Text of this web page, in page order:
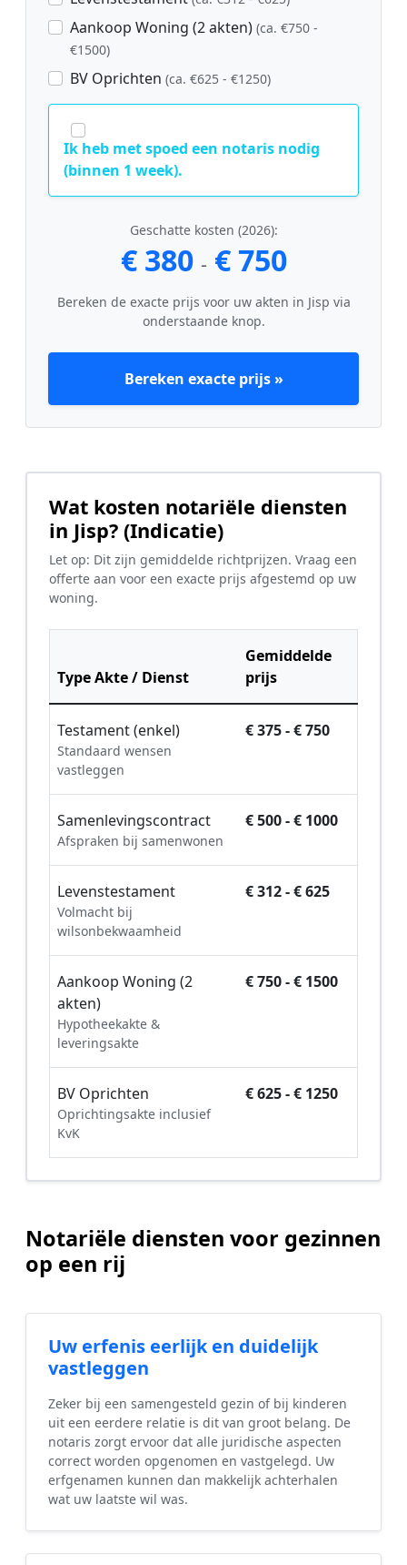
Aankoop Woning (2 akten) (ca. €750 -
€1500)
BV Oprichten (ca. €625 - €1250)
Ik heb met spoed een notaris nodig
(binnen 1 week).
Geschatte kosten (2026):
€ 380 - € 750
Bereken de exacte prijs voor uw akten in Jisp via
onderstaande knop.
Bereken exacte prijs »
Wat kosten notariële diensten
in Jisp? (Indicatie)
Let op: Dit zijn gemiddelde richtprijzen. Vraag een
offerte aan voor een exacte prijs afgestemd op uw
woning.
Type Akte / Dienst
Gemiddelde
prijs
Testament (enkel)
Standaard wensen
vastleggen
€ 375 - € 750
Samenlevingscontract
Afspraken bij samenwonen
€ 500 - € 1000
Levenstestament
Volmacht bij
wilsonbekwaamheid
€ 312 - € 625
Aankoop Woning (2
akten)
Hypotheekakte &
leveringsakte
€ 750 - € 1500
BV Oprichten
Oprichtingsakte inclusief
KvK
€ 625 - € 1250
Notariële diensten voor gezinnen
op een rij
Uw erfenis eerlijk en duidelijk
vastleggen
Zeker bij een samengesteld gezin of bij kinderen
uit een eerdere relatie is dit van groot belang. De
notaris zorgt ervoor dat alle juridische aspecten
correct worden opgenomen en vastgelegd. Uw
erfgenamen kunnen dan makkelijk achterhalen
wat uw laatste wil was.